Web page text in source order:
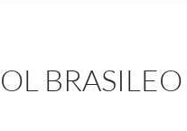
BRASILEO